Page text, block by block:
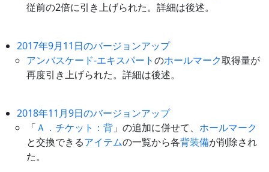
従前の2倍に引き上げられた。詳細は後述。
2017年9月11日のバージョンアップ
アンバスケード-エキスパートのホールマーク取得量が
再度引き上げられた。詳細は後述。
2018年11月9日のバージョンアップ
「Ａ．チケット：背 」の追加に併せて、 ホールマーク
と交換できるアイテムの一覧から各背装備が削除され
た。